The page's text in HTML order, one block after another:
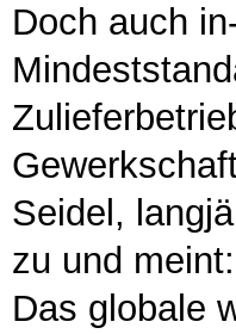
Doch auch
Seidel,
zu und
Das globale